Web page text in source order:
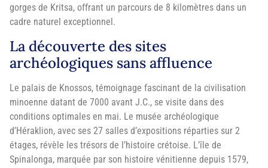
gorges de Kritsa, offrant un parcours de 8 kilomètres dans un
cadre naturel exceptionnel.
La découverte des sites
archéologiques sans affluence
Le palais de Knossos, témoignage fascinant de la civilisation
minoenne datant de 7000 avant J.C., se visite dans des
conditions optimales en mai. Le musée archéologique
d’Héraklion, avec ses 27 salles d’expositions réparties sur 2
étages, révèle les trésors de l’histoire crétoise. L’île de
Spinalonga, marquée par son histoire vénitienne depuis 1579,